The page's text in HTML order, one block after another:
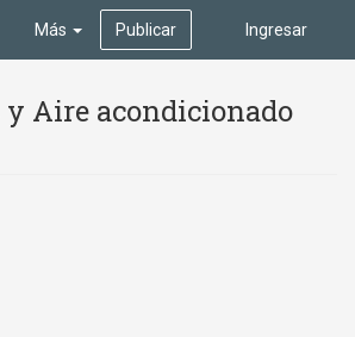
Ingresar
Más Publicar
Aire acondicionado